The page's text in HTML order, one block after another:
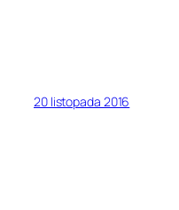
20 listopada 2016